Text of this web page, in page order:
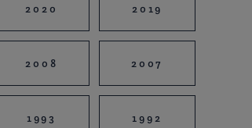
2020 2019
2008 2007
1993 1992